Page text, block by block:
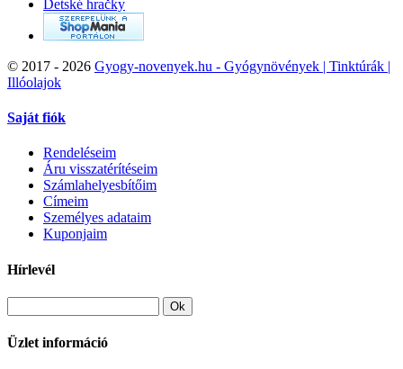
Detské hračky
© 2017 - 2026 Gyogy-novenyek.hu - Gyógynövények | Tinktúrák |
Illóolajok
Saját fiók
Rendeléseim
Áru visszatérítéseim
Számlahelyesbítőim
Címeim
Személyes adataim
Kuponjaim
Hírlevél
Ok
Üzlet információ